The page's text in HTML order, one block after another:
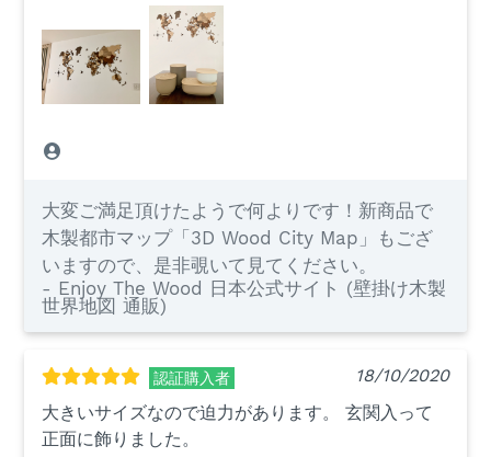
大変ご満足頂けたようで何よりです！新商品で
木製都市マップ「3D Wood City Map」もござ
いますので、是非覗いて見てください。
- Enjoy The Wood 日本公式サイト (壁掛け木製
世界地図 通販)
認証購入者
18/10/2020
大きいサイズなので迫力があります。 玄関入って
正面に飾りました。